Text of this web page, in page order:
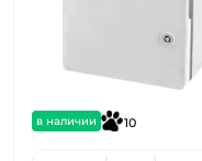
в наличии 10